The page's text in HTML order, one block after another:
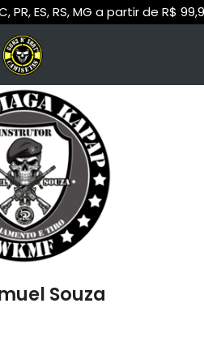
PR, ES, RS, MG a partir de R$
Cropped
Suéter MoletomShoot Gun
Atirador Juliano Cashless
Canhoto Armamentista
Armas
Souza